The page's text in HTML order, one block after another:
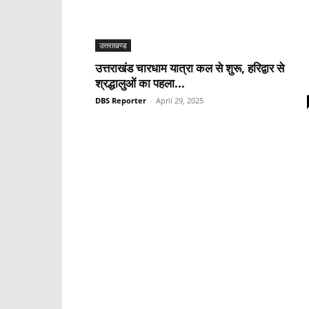
उत्तराखण्ड
उत्तराखंड चारधाम यात्रा कल से शुरू, हरिद्वार से
श्रद्धालुओं का पहला...
DBS Reporter - April 29, 2025